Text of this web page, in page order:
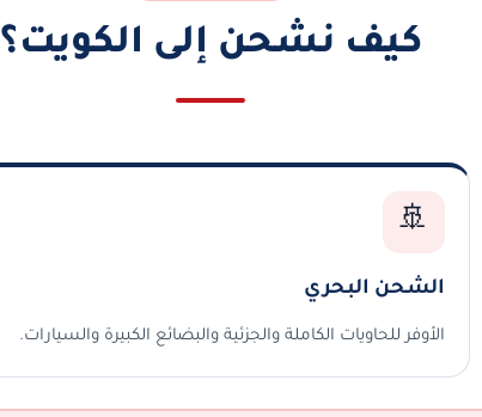
كيف نشحن إلى الكويت؟
🚢
الشحن البحري
الأوفر للحاويات الكاملة والجزئية والبضائع الكبيرة والسيارات.